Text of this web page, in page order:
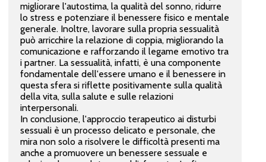
migliorare l'autostima, la qualità del sonno, ridurre
lo stress e potenziare il benessere fisico e mentale
generale. Inoltre, lavorare sulla propria sessualità
può arricchire la relazione di coppia, migliorando la
comunicazione e rafforzando il legame emotivo tra
i partner. La sessualità, infatti, è una componente
fondamentale dell'essere umano e il benessere in
questa sfera si riflette positivamente sulla qualità
della vita, sulla salute e sulle relazioni
interpersonali.
In conclusione, l'approccio terapeutico ai disturbi
sessuali è un processo delicato e personale, che
mira non solo a risolvere le difficoltà presenti ma
anche a promuovere un benessere sessuale e